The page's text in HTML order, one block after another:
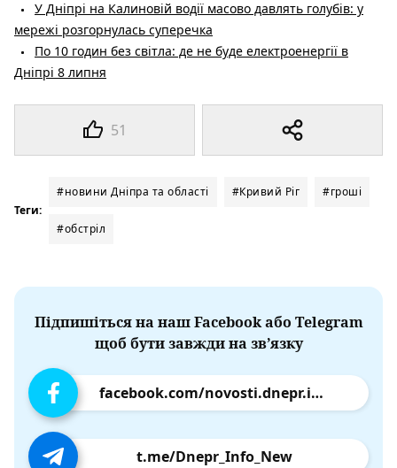
51
У Дніпрі на Калиновій водії масово давлять голубів: у
мережі розгорнулась суперечка
По 10 годин без світла: де не буде електроенергії в
Дніпрі 8 липня
Теги:
#новини Дніпра та області #Кривий Ріг #гроші
#обстріл
Підпишіться на наш Facebook або Telegram
щоб бути завжди на зв’язку
facebook.com/novosti.dnepr.info
t.me/Dnepr_Info_New